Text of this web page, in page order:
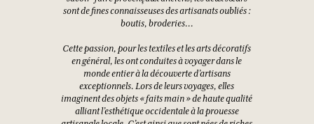
sont de fines connaisseuses des artisanats oubliés :
boutis, broderies...
Cette passion, pour les textiles et les arts décoratifs
en général, les ont conduites à voyager dans le
monde entier à la découverte d’artisans
exceptionnels. Lors de leurs voyages, elles
imaginent des objets « faits main » de haute qualité
alliant l’esthétique occidentale à la prouesse